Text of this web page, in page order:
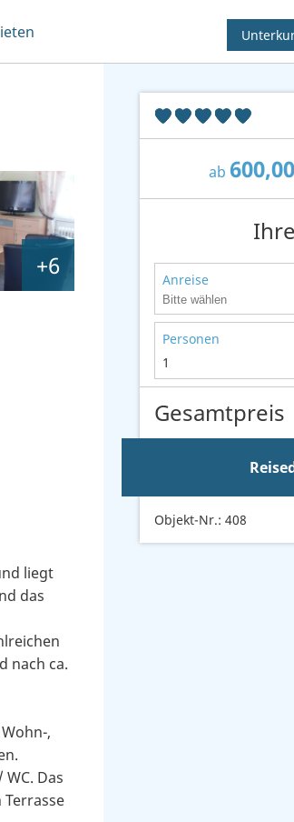
+6
liegt
das
nach ca.
,
Das
Terrasse
ab
Anreise
Personen
1
Gesamtpreis
Objekt-Nr.: 408